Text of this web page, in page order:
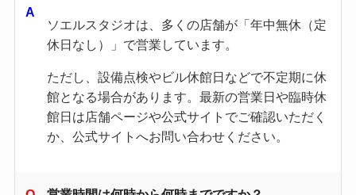
ソエルスタジオは、多くの店舗が「年中無休（定
休日なし）」で営業しています。
ただし、設備点検やビル休館日などで不定期に休
館となる場合があります。最新の営業日や臨時休
館日は店舗ページや公式サイトでご確認いただく
か、公式サイトへお問い合わせください。